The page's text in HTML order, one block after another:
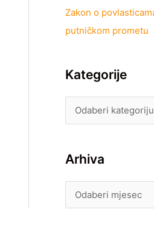
Zakon o
putničkom prometu
Kategorije
Arhiva